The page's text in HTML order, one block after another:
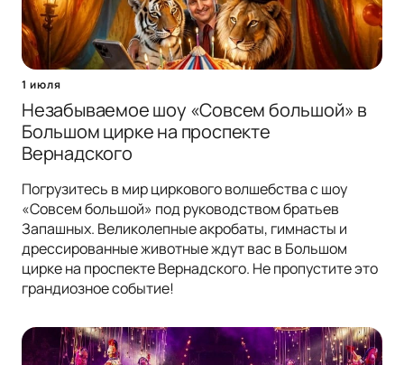
1 июля
Незабываемое шоу «Совсем большой» в
Большом цирке на проспекте
Вернадского
Погрузитесь в мир циркового волшебства с шоу
«Совсем большой» под руководством братьев
Запашных. Великолепные акробаты, гимнасты и
дрессированные животные ждут вас в Большом
цирке на проспекте Вернадского. Не пропустите это
грандиозное событие!